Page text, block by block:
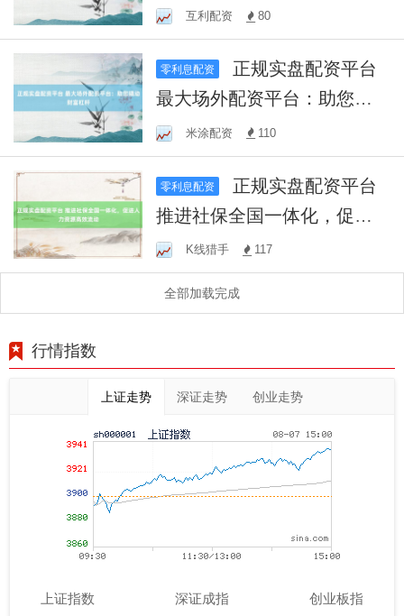
国内配资平台排名的预
互利配资 80
零利息配资
最大场外配资平台：助您撬
动财富杠杆
米涂配资 110
零利息配资
推进社保全国一体化，促进
人力资源高效流动
K线猎手 117
全部加载完成
行情指数
上证走势 深证走势 创业走势
上证指数 深证成指 创业板指